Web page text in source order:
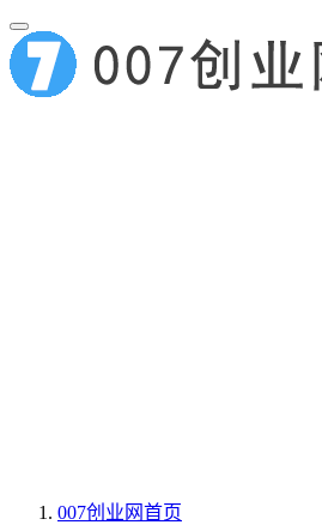
007创业网首页